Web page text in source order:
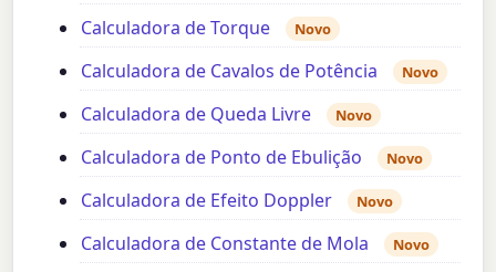
Calculadora de Torque Novo
Calculadora de Cavalos de Potência Novo
Calculadora de Queda Livre Novo
Calculadora de Ponto de Ebulição Novo
Calculadora de Efeito Doppler Novo
Calculadora de Constante de Mola Novo